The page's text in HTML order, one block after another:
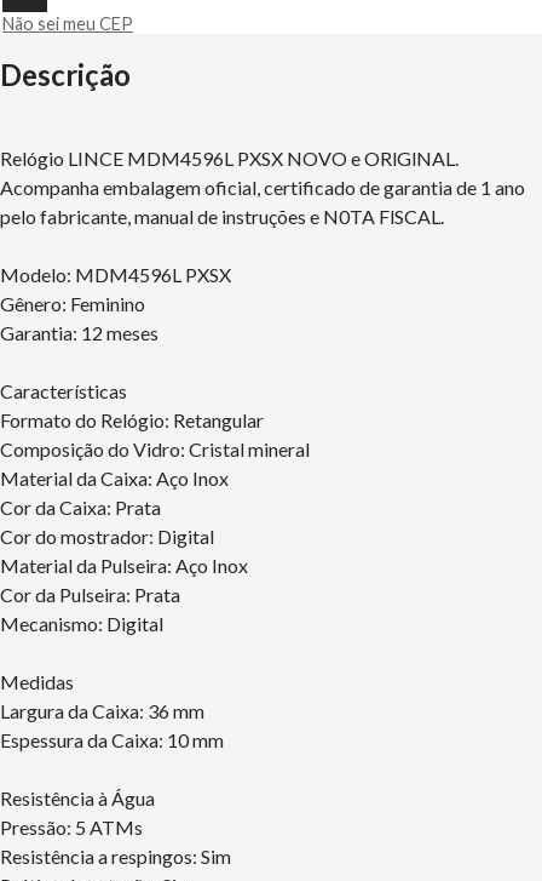
Não sei meu CEP
Descrição
Relógio LINCE MDM4596L PXSX NOVO e ORlGlNAL.
Acompanha embalagem oficial, certificado de garantia de 1 ano
pelo fabricante, manual de instruções e N0TA FlSCAL.
Modelo: MDM4596L PXSX
Gênero: Feminino
Garantia: 12 meses
Características
Formato do Relógio: Retangular
Composição do Vidro: Cristal mineral
Material da Caixa: Aço Inox
Cor da Caixa: Prata
Cor do mostrador: Digital
Material da Pulseira: Aço Inox
Cor da Pulseira: Prata
Mecanismo: Digital
Medidas
Largura da Caixa: 36 mm
Espessura da Caixa: 10 mm
Resistência à Água
Pressão: 5 ATMs
Resistência a respingos: Sim